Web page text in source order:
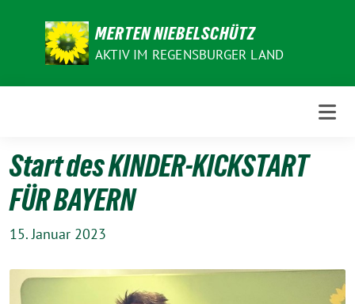
MERTEN NIEBELSCHÜTZ
AKTIV IM REGENSBURGER LAND
Start des KINDER-KICKSTART
FÜR BAYERN
15. Januar 2023